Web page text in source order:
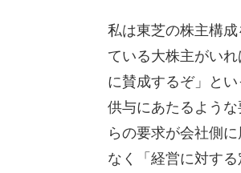
私は東芝の株主構
ている大株主がい
に賛成するぞ」と
供与にあたるよう
らの要求が会社側
なく「経営に対す